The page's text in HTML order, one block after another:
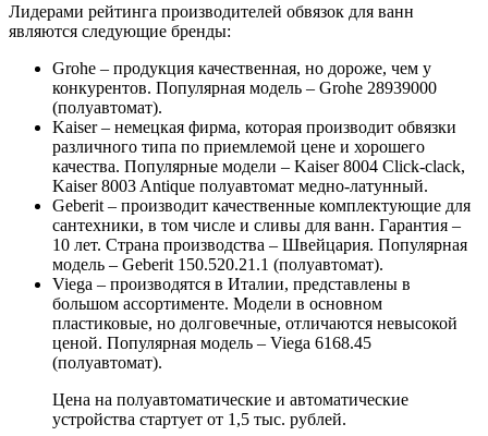
Лидерами рейтинга производителей обвязок для ванн
являются следующие бренды:
Grohe – продукция качественная, но дороже, чем у
конкурентов. Популярная модель – Grohe 28939000
(полуавтомат).
Kaiser – немецкая фирма, которая производит обвязки
различного типа по приемлемой цене и хорошего
качества. Популярные модели – Kaiser 8004 Click-clack,
Kaiser 8003 Antique полуавтомат медно-латунный.
Geberit – производит качественные комплектующие для
сантехники, в том числе и сливы для ванн. Гарантия –
10 лет. Страна производства – Швейцария. Популярная
модель – Geberit 150.520.21.1 (полуавтомат).
Viega – производятся в Италии, представлены в
большом ассортименте. Модели в основном
пластиковые, но долговечные, отличаются невысокой
ценой. Популярная модель – Viega 6168.45
(полуавтомат).
Цена на полуавтоматические и автоматические
устройства стартует от 1,5 тыс. рублей.